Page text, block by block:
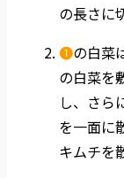
の長さに
❶の白菜
の白菜を
し、さら
を一面に
キムチを